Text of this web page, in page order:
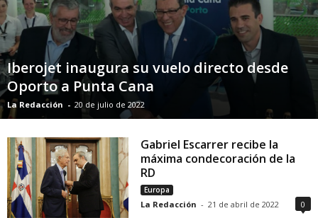
Iberojet inaugura su vuelo directo desde
Oporto a Punta Cana
La Redacción - 20 de julio de 2022
Gabriel Escarrer recibe la
máxima condecoración de la
RD
Europa
La Redacción - 21 de abril de 2022 0